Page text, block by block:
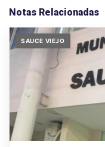
Notas Relacionadas
SAUCE VIEJO